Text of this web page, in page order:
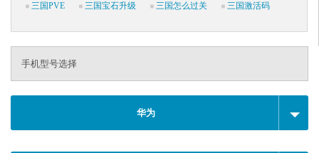
三国PVE
三国宝石升级 三国怎么过关 三国激活码
手机型号选择
华为